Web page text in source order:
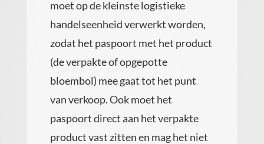
moet op de kleinste logistieke
handelseenheid verwerkt worden,
zodat het paspoort met het product
(de verpakte of opgepotte
bloembol) mee gaat tot het punt
van verkoop. Ook moet het
paspoort direct aan het verpakte
product vast zitten en mag het niet